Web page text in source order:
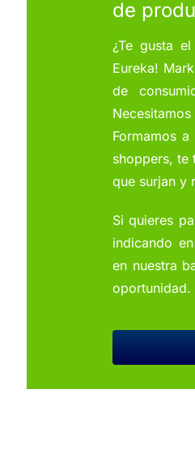
de
¿Te gusta
Eureka!
de
Formamos
shoppers, te
que surjan y
Si quieres
indicando
en nuestra
oportunidad.